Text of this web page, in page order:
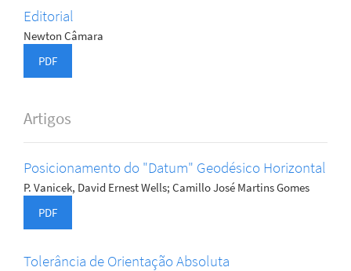
Editorial
Newton Câmara
PDF
Artigos
Posicionamento do "Datum" Geodésico Horizontal
P. Vanicek, David Ernest Wells; Camillo José Martins Gomes
PDF
Tolerância de Orientação Absoluta